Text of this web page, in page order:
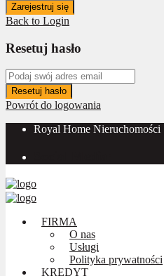
Zarejestruj się
Back to Login
Resetuj hasło
Resetuj hasło
Powrót do logowania
Royal Home Nieruchomości
FIRMA
O nas
Usługi
Polityka prywatności
KREDYT